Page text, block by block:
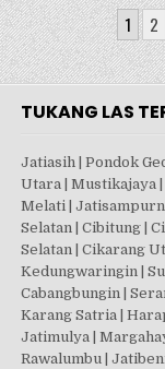
PAGINASI
POS
1 2
TUKANG LAS
Jatiasih | Pondok
Utara | Mustikajaya
Melati |
Selatan | Cibitung |
Selatan | Cikarang
Kedungwaringin |
Cabangbungin |
Karang Satria |
Jatimulya |
Rawalumbu |